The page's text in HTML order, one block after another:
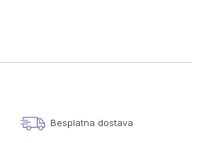
Besplatna dostava